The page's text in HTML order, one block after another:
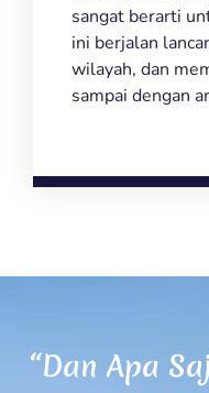
sangat berarti
ini berjalan
wilayah, dan
sampai dengan
“Dan Apa